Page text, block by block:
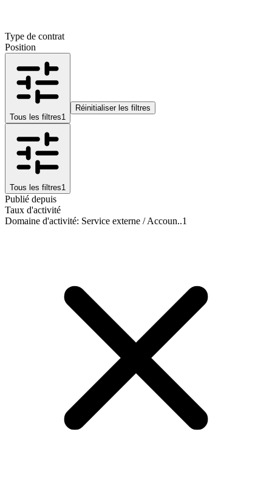
Type de contrat
Position
Tous les filtres1
Réinitialiser les filtres
Tous les filtres1
Publié depuis
Taux d'activité
Domaine d'activité: Service externe / Accoun..1